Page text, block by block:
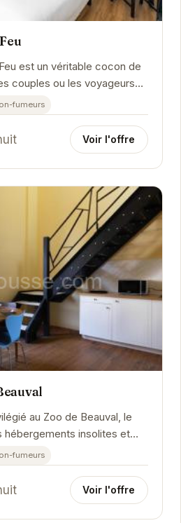
est un véritable cocon de
couples ou les voyageurs
Son design...
fumeurs
Voir l'offre
au Zoo de Beauval, le
hébergements insolites et
de l'Afrique. Vivez une...
fumeurs
Voir l'offre